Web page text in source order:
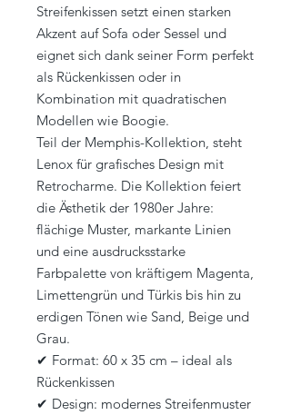
Streifenkissen setzt einen starken
Akzent auf Sofa oder Sessel und
eignet sich dank seiner Form perfekt
als Rückenkissen oder in
Kombination mit quadratischen
Modellen wie Boogie.
Teil der Memphis-Kollektion, steht
Lenox für grafisches Design mit
Retrocharme. Die Kollektion feiert
die Ästhetik der 1980er Jahre:
flächige Muster, markante Linien
und eine ausdrucksstarke
Farbpalette von kräftigem Magenta,
Limettengrün und Türkis bis hin zu
erdigen Tönen wie Sand, Beige und
Grau.
✔ Format: 60 x 35 cm – ideal als
Rückenkissen
✔ Design: modernes Streifenmuster